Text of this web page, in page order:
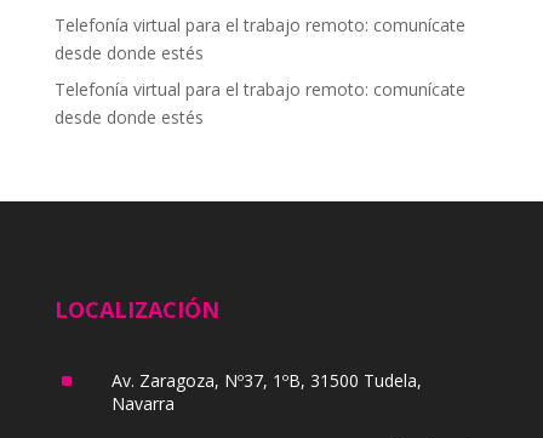
Telefonía virtual para el trabajo remoto: comunícate
desde donde estés
Telefonía virtual para el trabajo remoto: comunícate
desde donde estés
LOCALIZACIÓN
^
Av. Zaragoza, Nº37, 1ºB, 31500 Tudela,
Navarra